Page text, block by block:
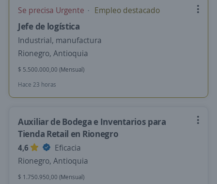
Se precisa Urgente Empleo destacado
Jefe de logística
Industrial, manufactura
Rionegro, Antioquia
$ 5.500.000,00 (Mensual)
Hace 23 horas
Auxiliar de Bodega e Inventarios para
Tienda Retail en Rionegro
4,6
Eficacia
Rionegro, Antioquia
$ 1.750.950,00 (Mensual)